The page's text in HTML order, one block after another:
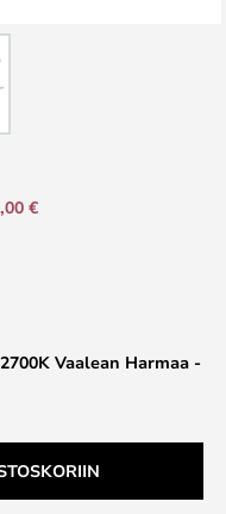
Vaalean Harmaa -
€